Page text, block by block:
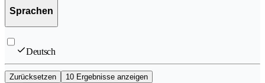
Sprachen
Deutsch
Zurücksetzen 10 Ergebnisse anzeigen